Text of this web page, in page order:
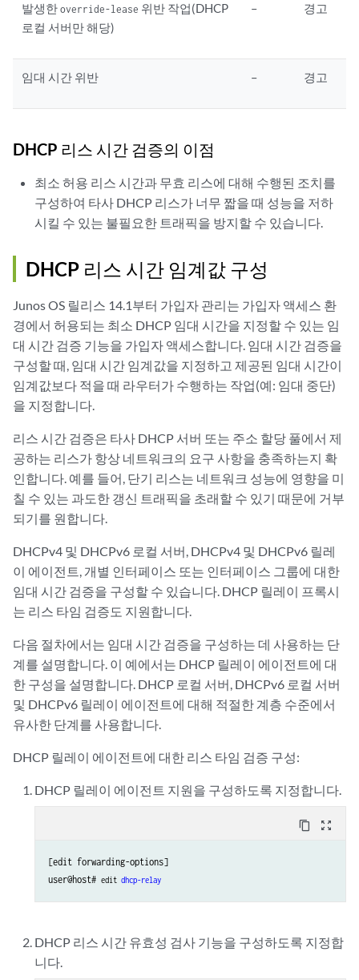
발생한override-lease 위반 작업(DHCP
로컬 서버만 해당)
– 경고
임대 시간 위반 – 경고
DHCP 리스 시간 검증의 이점
최소 허용 리스 시간과 무효 리스에 대해 수행된 조치를
구성하여 타사 DHCP 리스가 너무 짧을 때 성능을 저하
시킬 수 있는 불필요한 트래픽을 방지할 수 있습니다.
DHCP 리스 시간 임계값 구성
Junos OS 릴리스 14.1부터 가입자 관리는 가입자 액세스 환
경에서 허용되는 최소 DHCP 임대 시간을 지정할 수 있는 임
대 시간 검증 기능을 가입자 액세스합니다. 임대 시간 검증을
구성할 때, 임대 시간 임계값을 지정하고 제공된 임대 시간이
임계값보다 적을 때 라우터가 수행하는 작업(예: 임대 중단)
을 지정합니다.
리스 시간 검증은 타사 DHCP 서버 또는 주소 할당 풀에서 제
공하는 리스가 항상 네트워크의 요구 사항을 충족하는지 확
인합니다. 예를 들어, 단기 리스는 네트워크 성능에 영향을 미
칠 수 있는 과도한 갱신 트래픽을 초래할 수 있기 때문에 거부
되기를 원합니다.
DHCPv4 및 DHCPv6 로컬 서버, DHCPv4 및 DHCPv6 릴레
이 에이전트, 개별 인터페이스 또는 인터페이스 그룹에 대한
임대 시간 검증을 구성할 수 있습니다. DHCP 릴레이 프록시
는 리스 타임 검증도 지원합니다.
다음 절차에서는 임대 시간 검증을 구성하는 데 사용하는 단
계를 설명합니다. 이 예에서는 DHCP 릴레이 에이전트에 대
한 구성을 설명합니다. DHCP 로컬 서버, DHCPv6 로컬 서버
및 DHCPv6 릴레이 에이전트에 대해 적절한 계층 수준에서
유사한 단계를 사용합니다.
DHCP 릴레이 에이전트에 대한 리스 타임 검증 구성:
DHCP 릴레이 에이전트 지원을 구성하도록 지정합니다.
content_copy zoom_out_map
[edit forwarding-options]
user@host# edit dhcp-relay
DHCP 리스 시간 유효성 검사 기능을 구성하도록 지정합
니다.